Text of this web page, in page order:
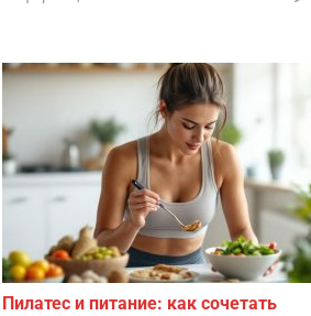
Пилатес и питание: как сочетать